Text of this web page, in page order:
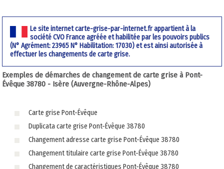
Le site internet carte-grise-par-internet.fr appartient à la
société CVO France agréée et habilitée par les pouvoirs publics
(N° Agrément: 23965 N° Habilitation: 17030) et est ainsi autorisée à
effectuer les changements de carte grise.
Exemples de démarches de changement de carte grise à Pont-
Évêque 38780 - Isère (Auvergne-Rhône-Alpes)
Carte grise Pont-Évêque
Duplicata carte grise Pont-Évêque 38780
Changement adresse carte grise Pont-Évêque 38780
Changement titulaire carte grise Pont-Évêque 38780
Changement de caractéristiques Pont-Évêque 38780